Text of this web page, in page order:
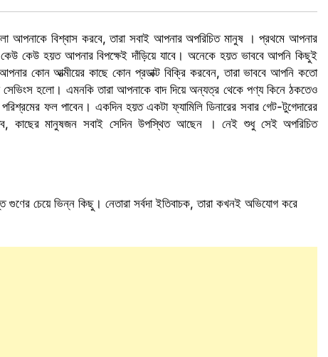
আপনাকে বিশ্বাস করবে, তারা সবাই আপনার অপরিচিত মানুষ । প্রথমে আপনার
কেউ হয়ত আপনার বিপক্ষেই দাঁড়িয়ে যাবে। অনেকে হয়ত ভাববে আপনি কিছুই
কোন আত্মীয়ের কাছে কোন প্রডাক্ট বিক্রি করবেন, তারা ভাববে আপনি কতো
সেভিংস হলো। এমনকি তারা আপনাকে বাদ দিয়ে অন্যত্র থেকে পণ্য কিনে ঠকতেও
ফল পাবেন। একদিন হয়ত একটা ফ্যামিলি ডিনারের সবার গেট-টুগেদারের
কাছের মানুষজন সবাই সেদিন উপস্থিত আছেন । নেই শুধু সেই অপরিচিত
চেয়ে ভিন্ন কিছু। নেতারা সর্বদা ইতিবাচক, তারা কখনই অভিযোগ করে